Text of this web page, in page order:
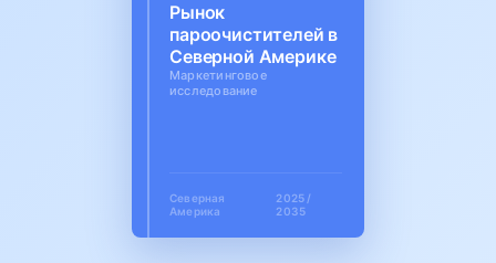
Рынок
пароочистителей в
Северной Америке
Маркетинговое
исследование
Северная
Америка
2025 /
2035